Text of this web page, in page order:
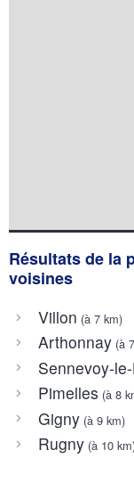
Résultats de la
voisines
Villon (à 7 km)
Arthonnay(à
Sennevoy-
Pimelles (à 8
Gigny(à 9 km)
Rugny(à 10